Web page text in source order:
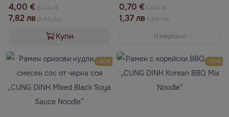
4,00 €
7,82 лв
Купи
0,70 €
1,37 лв
Изчерпано
-30% -30%